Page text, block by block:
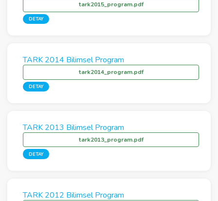
tark2015_program.pdf
DETAY
TARK 2014 Bilimsel Program
tark2014_program.pdf
DETAY
TARK 2013 Bilimsel Program
tark2013_program.pdf
DETAY
TARK 2012 Bilimsel Program